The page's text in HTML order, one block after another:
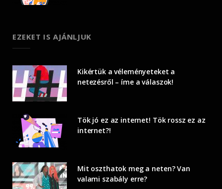
EZEKET IS AJÁNLJUK
Kikértük a véleményeteket a
netezésről – íme a válaszok!
Tök jó ez az internet! Tök rossz ez az
internet?!
Mit oszthatok meg a neten? Van
valami szabály erre?